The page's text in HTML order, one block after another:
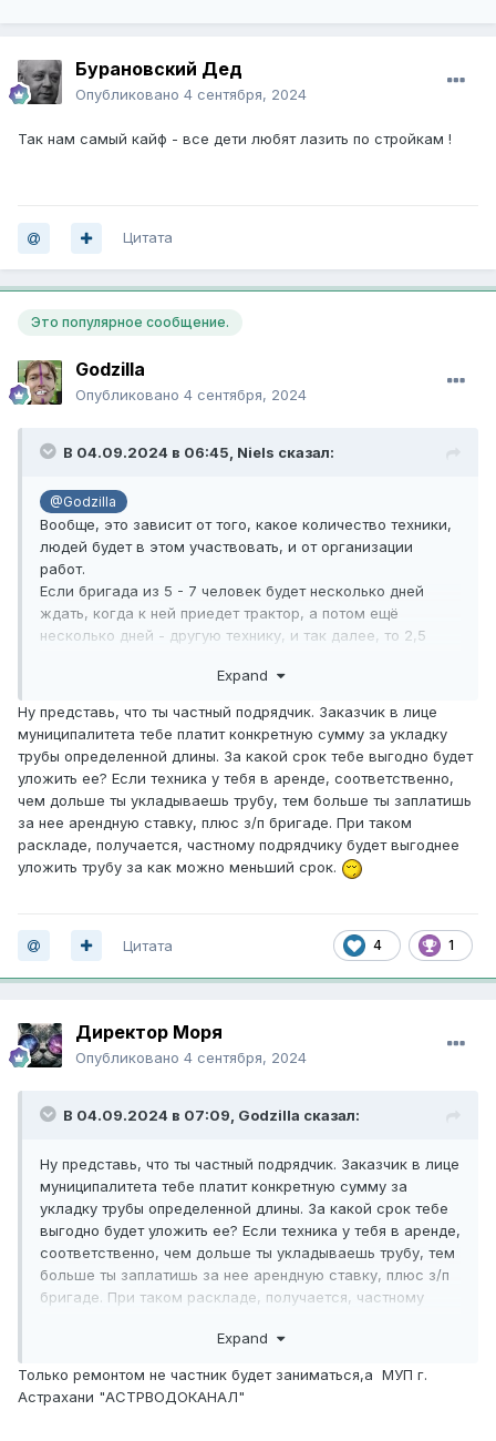
Бурановский Дед
Опубликовано 4 сентября, 2024
Так нам самый кайф - все дети любят лазить по стройкам !
Цитата
Это популярное сообщение.
Godzilla
Опубликовано 4 сентября, 2024
В 04.09.2024 в 06:45, Niels сказал:
@Godzilla
Вообще, это зависит от того, какое количество техники,
людей будет в этом участвовать, и от организации
работ.
Если бригада из 5 - 7 человек будет несколько дней
ждать, когда к ней приедет трактор, а потом ещё
несколько дней - другую технику, и так далее, то 2,5
Expand
Ну представь, что ты частный подрядчик. Заказчик в лице
муниципалитета тебе платит конкретную сумму за укладку
трубы определенной длины. За какой срок тебе выгодно будет
уложить ее? Если техника у тебя в аренде, соответственно,
чем дольше ты укладываешь трубу, тем больше ты заплатишь
за нее арендную ставку, плюс з/п бригаде. При таком
раскладе, получается, частному подрядчику будет выгоднее
уложить трубу за как можно меньший срок.
4 1
Цитата
Директор Моря
Опубликовано 4 сентября, 2024
В 04.09.2024 в 07:09, Godzilla сказал:
Ну представь, что ты частный подрядчик. Заказчик в лице
муниципалитета тебе платит конкретную сумму за
укладку трубы определенной длины. За какой срок тебе
выгодно будет уложить ее? Если техника у тебя в аренде,
соответственно, чем дольше ты укладываешь трубу, тем
больше ты заплатишь за нее арендную ставку, плюс з/п
бригаде. При таком раскладе, получается, частному
Expand
Только ремонтом не частник будет заниматься,а МУП г.
Астрахани "АСТРВОДОКАНАЛ"